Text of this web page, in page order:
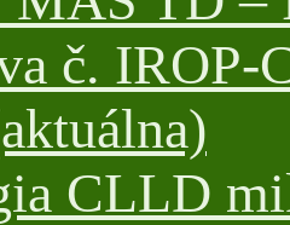
č. IROP-
CLLD